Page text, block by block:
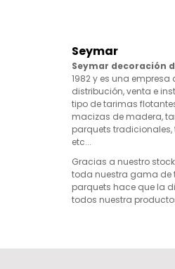
Seymar
Seymar decoración
1982 y es una
distribución, venta e
tipo de tarimas
macizas de madera,
parquets tradicionales,
etc...
Gracias a nuestro
toda nuestra gama de
parquets hace que la
todos nuestra